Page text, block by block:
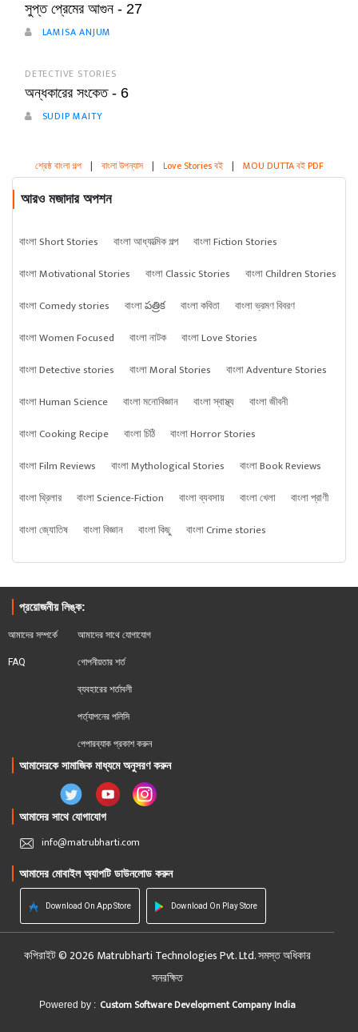
সুপ্ত প্রেমের আগুন - 27
LAMISA ANJUM
DETECTIVE STORIES
অন্ধকারের সংকেত - 6
SUDIP MAITY
শ্রেষ্ঠ বাংলা গল্প | বাংলা উপন্যাস | Love Stories বই | MOU DUTTA বই PDF
আরও মজাদার অপশন
বাংলা Short Stories বাংলা আধ্যাত্মিক গল্প
বাংলা Fiction Stories
বাংলা Motivational Stories
বাংলা Classic Stories
বাংলা Children Stories
বাংলা Comedy stories
বাংলা పత్రిక বাংলা কবিতা
বাংলা ভ্রমণ বিবরণ
বাংলা Women Focused
বাংলা নাটক
বাংলা Love Stories
বাংলা Detective stories
বাংলা Moral Stories
বাংলা Adventure Stories
বাংলা Human Science
বাংলা মনোবিজ্ঞান বাংলা স্বাস্থ্য
বাংলা জীবনী
বাংলা Cooking Recipe
বাংলা চিঠি
বাংলা Horror Stories
বাংলা Film Reviews
বাংলা Mythological Stories
বাংলা Book Reviews
বাংলা থ্রিলার
বাংলা Science-Fiction বাংলা ব্যবসায় বাংলা খেলা
বাংলা প্রাণী
বাংলা জ্যোতিষ
বাংলা বিজ্ঞান বাংলা কিছু বাংলা Crime stories
প্রয়োজনীয় লিঙ্ক:
আমাদের সম্পর্কে
FAQ
আমাদের সাথে যোগাযোগ
গোপনীয়তার শর্ত
ব্যবহারের শর্তাবলী
পর্ত্যাপনের পলিসি
পেপারব্যাক প্রকাশ করুন
আমাদেরকে সামাজিক মাধ্যমে অনুসরণ করুন
আমাদের সাথে যোগাযোগ
info@matrubharti.com
আমাদের মোবাইল অ্যাপটি ডাউনলোড করুন
Download On App Store Download On Play Store
কপিরাইট © 2026 Matrubharti Technologies Pvt. Ltd. সমস্ত অধিকার
সনরক্ষিত
Powered by : Custom Software Development Company India